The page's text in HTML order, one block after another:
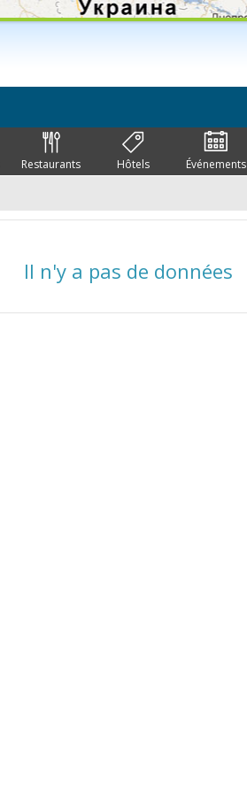
Restaurants Hôtels Événements
Il n'y a pas de données